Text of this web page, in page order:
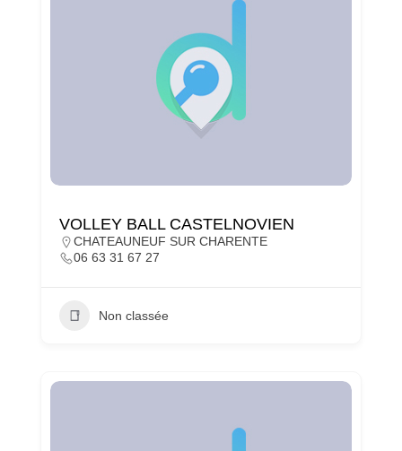
VOLLEY BALL CASTELNOVIEN
CHATEAUNEUF SUR CHARENTE
06 63 31 67 27
Non classée